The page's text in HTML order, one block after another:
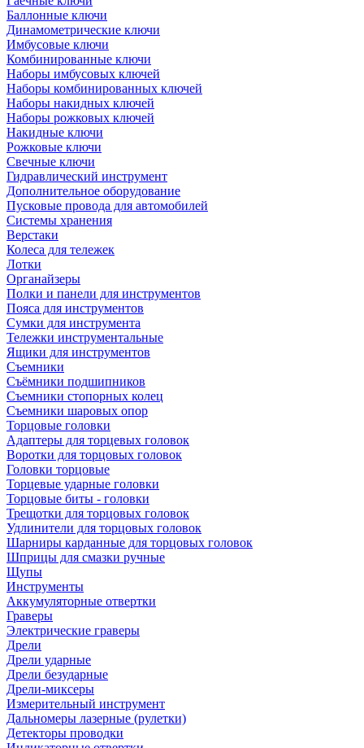
Баллонные ключи
Динамометрические ключи
Имбусовые ключи
Комбинированные ключи
Наборы имбусовых ключей
Наборы комбинированных ключей
Наборы накидных ключей
Наборы рожковых ключей
Накидные ключи
Рожковые ключи
Свечные ключи
Гидравлический инструмент
Дополнительное оборудование
Пусковые провода для автомобилей
Системы хранения
Верстаки
Колеса для тележек
Лотки
Органайзеры
Полки и панели для инструментов
Пояса для инструментов
Сумки для инструмента
Тележки инструментальные
Ящики для инструментов
Съемники
Съёмники подшипников
Съемники стопорных колец
Съемники шаровых опор
Торцовые головки
Адаптеры для торцевых головок
Воротки для торцовых головок
Головки торцовые
Торцевые ударные головки
Торцовые биты - головки
Трещотки для торцовых головок
Удлинители для торцовых головок
Шарниры карданные для торцовых головок
Шприцы для смазки ручные
Щупы
Инструменты
Аккумуляторные отвертки
Граверы
Электрические граверы
Дрели
Дрели ударные
Дрели безударные
Дрели-миксеры
Измерительный инструмент
Дальномеры лазерные (рулетки)
Детекторы проводки